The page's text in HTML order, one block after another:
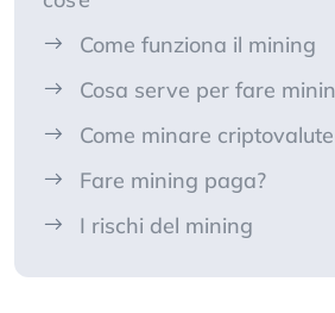
Come funziona il mining
Cosa serve per fare
Come minare criptovalute
Fare mining paga?
I rischi del mining